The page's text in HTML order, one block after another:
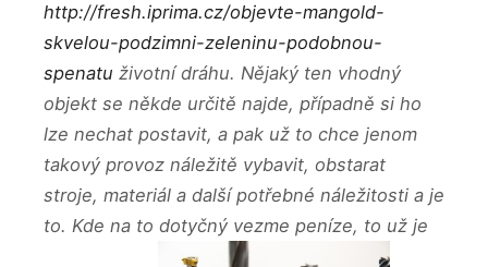
http://fresh.iprima.cz/objevte-mangold-
skvelou-podzimni-zeleninu-podobnou-
spenatu životní dráhu. Nějaký ten vhodný
objekt se někde určitě najde, případně si ho
lze nechat postavit, a pak už to chce jenom
takový provoz náležitě vybavit, obstarat
stroje, materiál a další potřebné náležitosti a je
to. Kde na to dotyčný vezme peníze, to už je